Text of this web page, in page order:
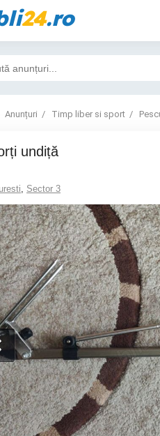
24.ro
Anunțuri Timp liber si sport
undiță
, Sector 3